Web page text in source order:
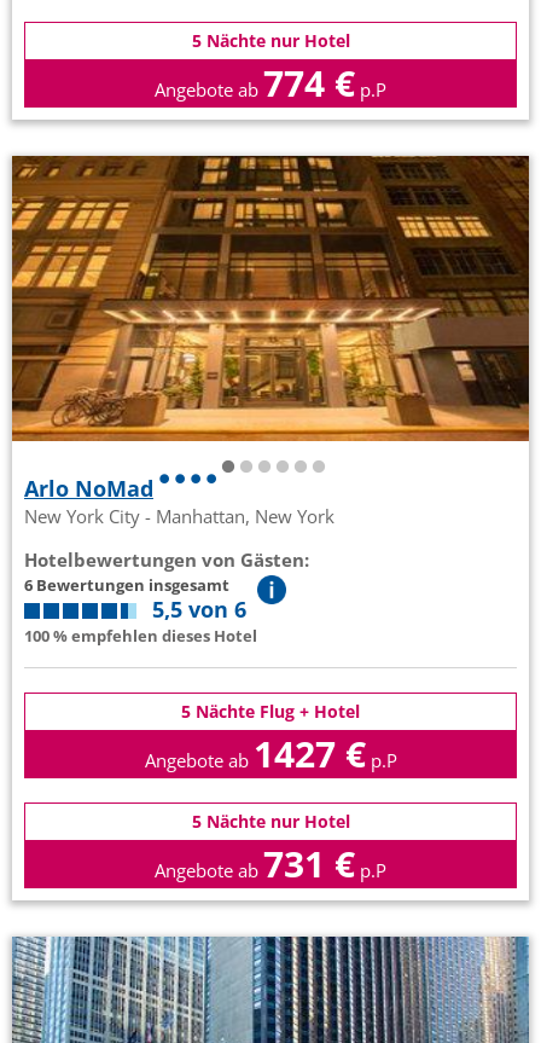
5 Nächte nur Hotel
Angebote ab 774 € p.P
Arlo NoMad
New York City - Manhattan, New York
Hotelbewertungen von Gästen:
6 Bewertungen insgesamt
5,5 von 6
100 % empfehlen dieses Hotel
5 Nächte Flug + Hotel
Angebote ab 1427 € p.P
5 Nächte nur Hotel
Angebote ab 731 € p.P